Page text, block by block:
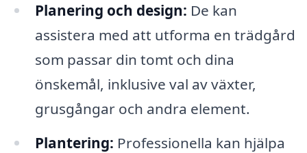
Planering och design: De kan
assistera med att utforma en trädgård
som passar din tomt och dina
önskemål, inklusive val av växter,
grusgångar och andra element.
Plantering: Professionella kan hjälpa